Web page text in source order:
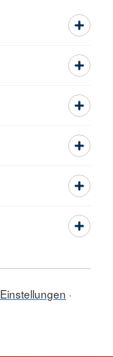
Einstellungen